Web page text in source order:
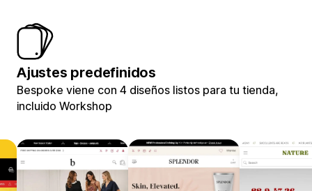
Ajustes predefinidos
Bespoke viene con 4 diseños listos para tu tienda,
incluido Workshop